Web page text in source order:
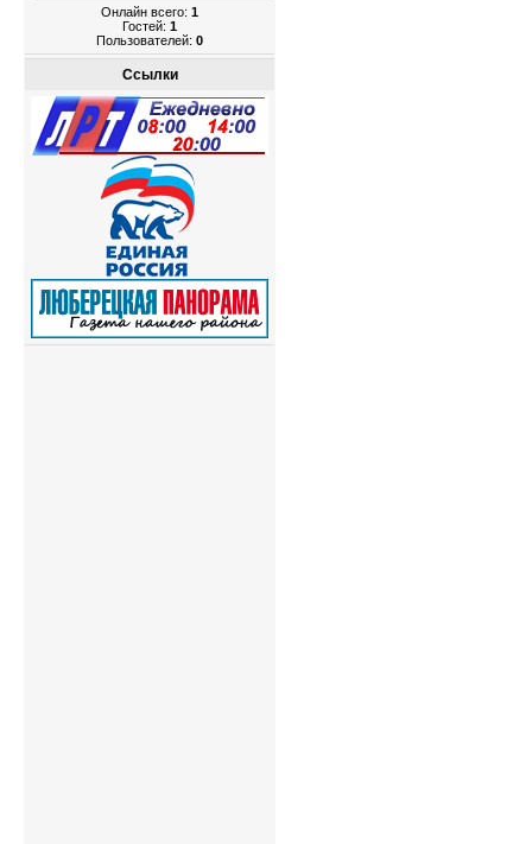
Онлайн всего: 1
Гостей: 1
Пользователей: 0
Ссылки